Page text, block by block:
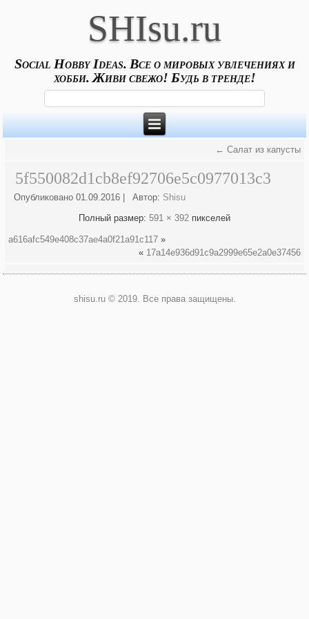
SHIsu.ru
Social Hobby Ideas. Все о мировых увлечениях и
хобби. Живи свежо! Будь в тренде!
← Салат из капусты
5f550082d1cb8ef92706e5c0977013c3
Опубликовано 01.09.2016 Автор: Shisu
Полный размер: 591 × 392 пикселей
a616afc549e408c37ae4a0f21a91c117 »
« 17a14e936d91c9a2999e65e2a0e37456
shisu.ru © 2019. Все права защищены.